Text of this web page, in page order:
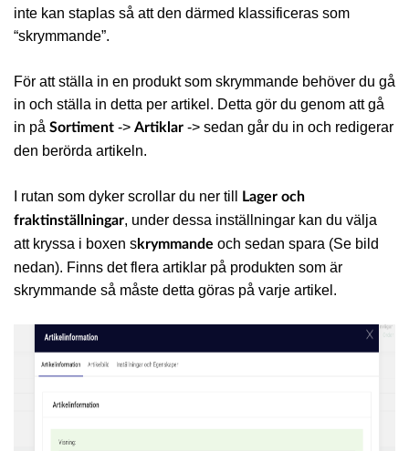
inte kan staplas så att den därmed klassificeras som
“skrymmande”.
För att ställa in en produkt som skrymmande behöver du gå
in och ställa in detta per artikel. Detta gör du genom att gå
in på Sortiment -> Artiklar -> sedan går du in och redigerar
den berörda artikeln.
I rutan som dyker scrollar du ner till
Lager och
fraktinställningar, under dessa inställningar kan du välja
att kryssa i boxen skrymmande och sedan spara (Se bild
nedan). Finns det flera artiklar på produkten som är
skrymmande så måste detta göras på varje artikel.